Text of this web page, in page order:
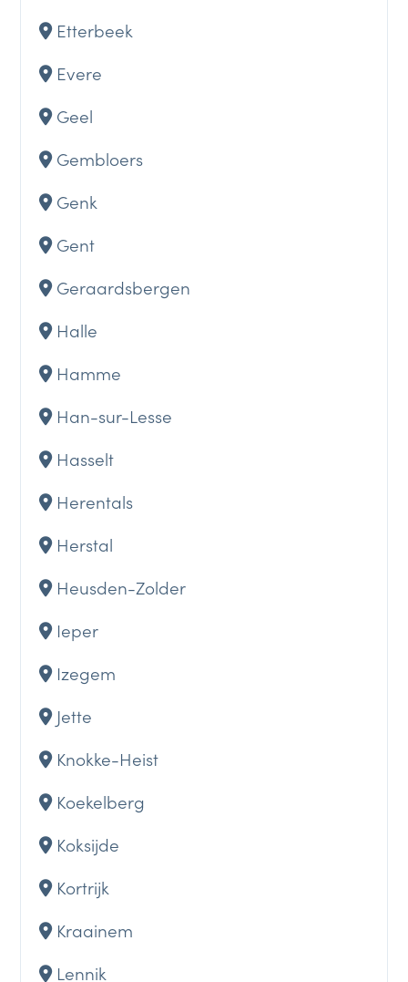
Etterbeek
Evere
Geel
Gembloers
Genk
Gent
Geraardsbergen
Halle
Hamme
Han-sur-Lesse
Hasselt
Herentals
Herstal
Heusden-Zolder
Ieper
Izegem
Jette
Knokke-Heist
Koekelberg
Koksijde
Kortrijk
Kraainem
Lennik